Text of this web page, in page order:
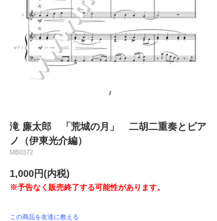
滝 廉太郎 「荒城の月」 二胡二重奏とピア
ノ（伊東光介編）
MB0372
1,000円(内税)
※予告なく販売終了する可能性があります。
この商品を友達に教える